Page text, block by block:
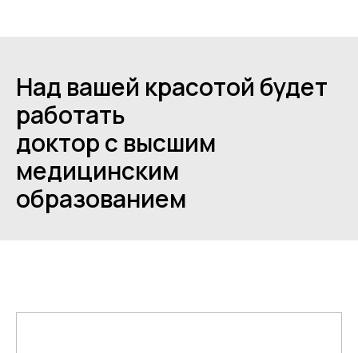
Над вашей красотой будет
работать
доктор с высшим
медицинским
образованием